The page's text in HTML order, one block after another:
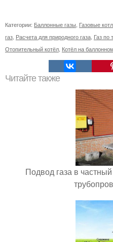
Категории: Баллонные газы, Газовые
газ, Расчета для природного газа, Газ по
Отопительный котёл, Котёл на
Читайте также
Подвод газа в